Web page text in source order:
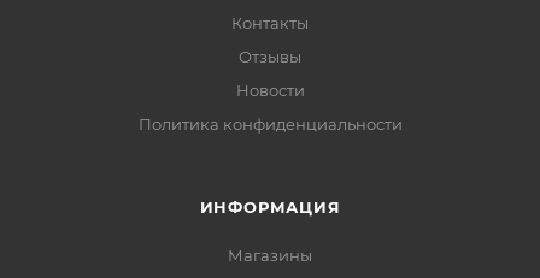
Контакты
Отзывы
Новости
Политика конфиденциальности
ИНФОРМАЦИЯ
Магазины